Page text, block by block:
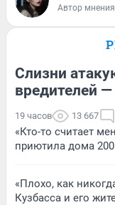
Автор мнения
Слизни
вредителей
19 часов 13 667
«Кто-то считает
приютила дома
«Плохо, как
Кузбасса и его